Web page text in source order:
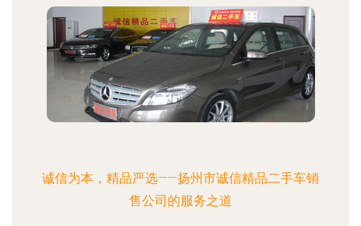
诚信为本，精品严选——扬州市诚信精品二手车销
售公司的服务之道